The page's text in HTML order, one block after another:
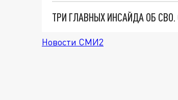
Новости СМИ2